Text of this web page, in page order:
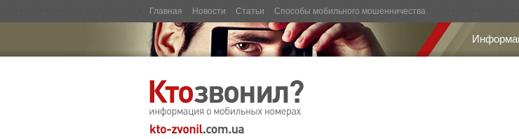
Главная Новости Статьи Способы мобильного мошенничества